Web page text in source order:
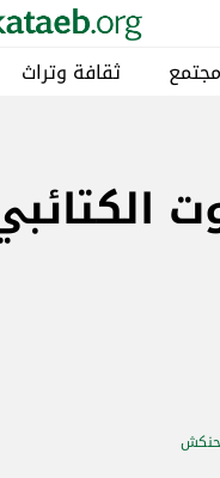
ثقافة وتراث